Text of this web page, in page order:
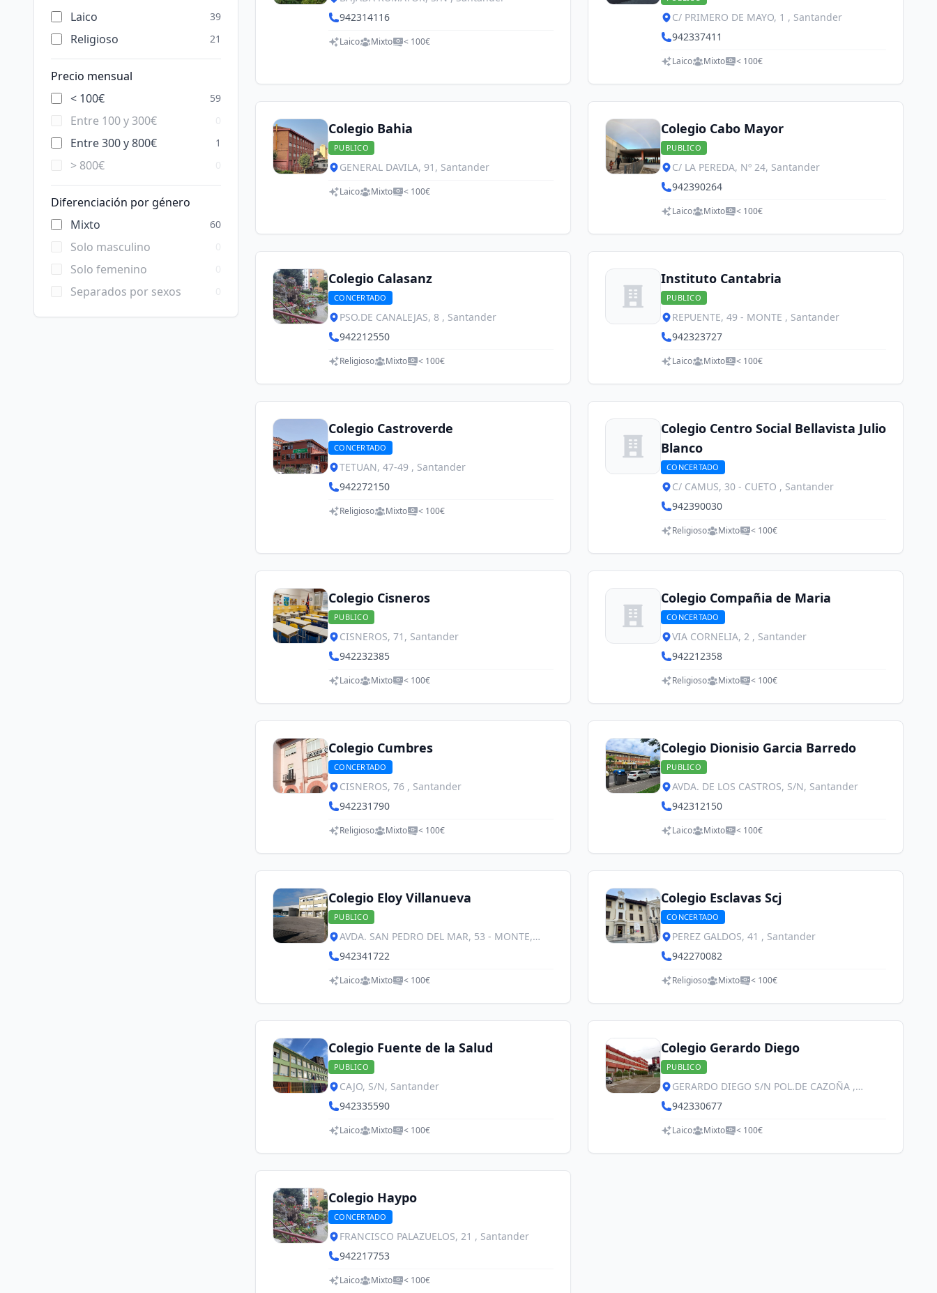
Laico
39
Religioso 21
Precio mensual
< 100€
59
Entre 100 y 300€
Entre 300 y 800€ 1
> 800€
Diferenciación por género
Mixto
60
Solo masculino
Solo femenino
Separados por sexos
942314116
Laico Mixto < 100€
C/ PRIMERO DE MAYO, 1 , Santander
942337411
Laico Mixto < 100€
Colegio Bahia
PUBLICO
GENERAL DAVILA, 91, Santander
Laico Mixto < 100€
Colegio Cabo Mayor
PUBLICO
C/ LA PEREDA, Nº 24, Santander
942390264
Laico Mixto < 100€
Colegio Calasanz
CONCERTADO
PSO.DE CANALEJAS, 8 , Santander
942212550
Religioso Mixto < 100€
Instituto Cantabria
PUBLICO
REPUENTE, 49 - MONTE , Santander
942323727
Laico Mixto < 100€
Colegio Castroverde
CONCERTADO
TETUAN, 47-49 , Santander
942272150
Religioso Mixto < 100€
Colegio Centro Social Bellavista Julio
Blanco
CONCERTADO
C/ CAMUS, 30 - CUETO , Santander
942390030
Religioso Mixto < 100€
Colegio Cisneros
PUBLICO
CISNEROS, 71, Santander
942232385
Laico Mixto < 100€
Colegio Compañia de Maria
CONCERTADO
VIA CORNELIA, 2 , Santander
942212358
Religioso Mixto < 100€
Colegio Cumbres
CONCERTADO
CISNEROS, 76 , Santander
942231790
Religioso Mixto < 100€
Colegio Dionisio Garcia Barredo
PUBLICO
AVDA. DE LOS CASTROS, S/N, Santander
942312150
Laico Mixto < 100€
Colegio Eloy Villanueva
PUBLICO
AVDA. SAN PEDRO DEL MAR, 53 - MONTE,
Santander
942341722
Laico Mixto < 100€
Colegio Esclavas Scj
CONCERTADO
PEREZ GALDOS, 41 , Santander
942270082
Religioso Mixto < 100€
Colegio Fuente de la Salud
PUBLICO
CAJO, S/N, Santander
942335590
Laico Mixto < 100€
Colegio Gerardo Diego
PUBLICO
GERARDO DIEGO S/N POL.DE CAZOÑA ,
Santander
942330677
Laico Mixto < 100€
Colegio Haypo
CONCERTADO
FRANCISCO PALAZUELOS, 21 , Santander
942217753
Laico Mixto < 100€